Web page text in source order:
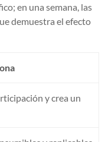
en una semana, las
demuestra el efecto
y crea un